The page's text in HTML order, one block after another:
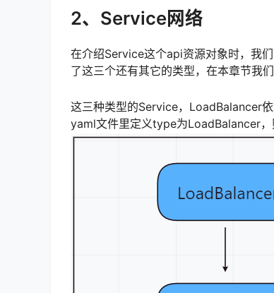
2、Service网络
在介绍Service这个api资源对象时，我
了这三个还有其它的类型，在本章节我们
这三种类型的Service，LoadBalancer
yaml文件里定义type为LoadBalancer